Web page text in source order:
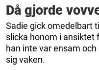
Då gjorde
Sadie gick omedelbart
slicka honom i ansiktet
han inte var ensam
sig vaken.